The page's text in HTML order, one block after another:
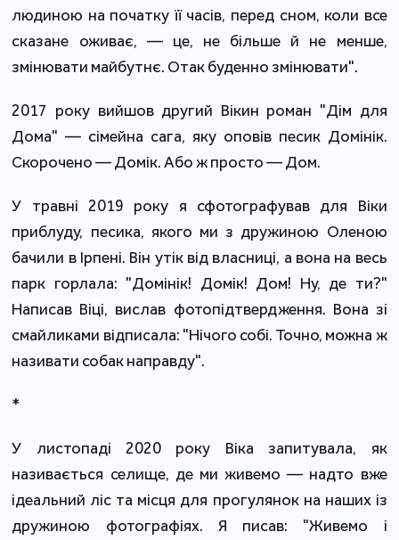
людиною на початку її часів, перед сном, коли все
сказане оживає, — це, не більше й не менше,
змінювати майбутнє. Отак буденно змінювати".
2017 року вийшов другий Вікин роман "Дім для
Дома" — сімейна сага, яку оповів песик Домінік.
Скорочено — Домік. Або ж просто — Дом.
У травні 2019 року я сфотографував для Віки
приблуду, песика, якого ми з дружиною Оленою
бачили в Ірпені. Він утік від власниці, а вона на весь
парк горлала: "Домінік! Домік! Дом! Ну, де ти?"
Написав Віці, вислав фотопідтвердження. Вона зі
смайликами відписала: "Нічого собі. Точно, можна ж
називати собак направду".
*
У листопаді 2020 року Віка запитувала, як
називається селище, де ми живемо — надто вже
ідеальний ліс та місця для прогулянок на наших із
дружиною фотографіях. Я писав: "Живемо і